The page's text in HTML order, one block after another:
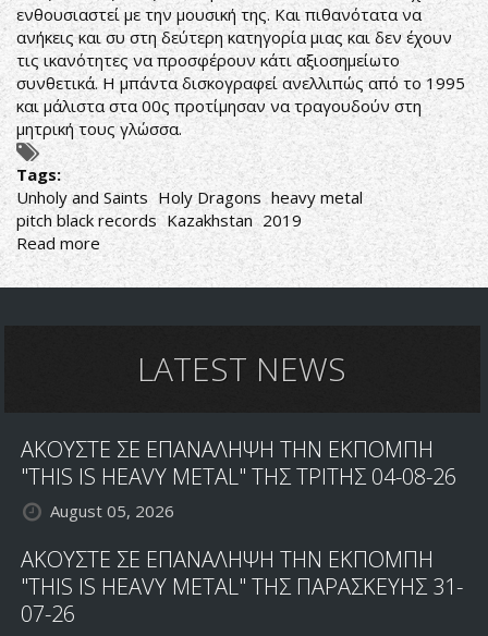
ενθουσιαστεί με την μουσική της. Και πιθανότατα να
ανήκεις και συ στη δεύτερη κατηγορία μιας και δεν έχουν
τις ικανότητες να προσφέρουν κάτι αξιοσημείωτο
συνθετικά. Η μπάντα δισκογραφεί ανελλιπώς από το 1995
και μάλιστα στα 00ς προτίμησαν να τραγουδούν στη
μητρική τους γλώσσα.
Tags:
Unholy and Saints Holy Dragons heavy metal
pitch black records Kazakhstan 2019
Read more about
ΧΙΛΙΟΙ
ΔΙΣΚΟΙ,
LATEST NEWS
ΑΚΟΥΣΤΕ ΣΕ ΕΠΑΝΑΛΗΨΗ ΤΗΝ ΕΚΠΟΜΠΗ
"THIS IS HEAVY METAL" ΤΗΣ ΤΡΙΤΗΣ 04-08-26
August 05, 2026
ΑΚΟΥΣΤΕ ΣΕ ΕΠΑΝΑΛΗΨΗ ΤΗΝ ΕΚΠΟΜΠΗ
"THIS IS HEAVY METAL" ΤΗΣ ΠΑΡΑΣΚΕΥΗΣ 31-
07-26